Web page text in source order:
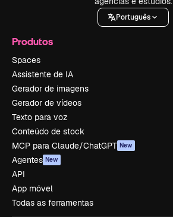
Português
Produtos
Spaces
Assistente de IA
Gerador de imagens
Gerador de vídeos
Texto para voz
Conteúdo de stock
MCP para Claude/ChatGPT New
Agentes New
API
App móvel
Todas as ferramentas